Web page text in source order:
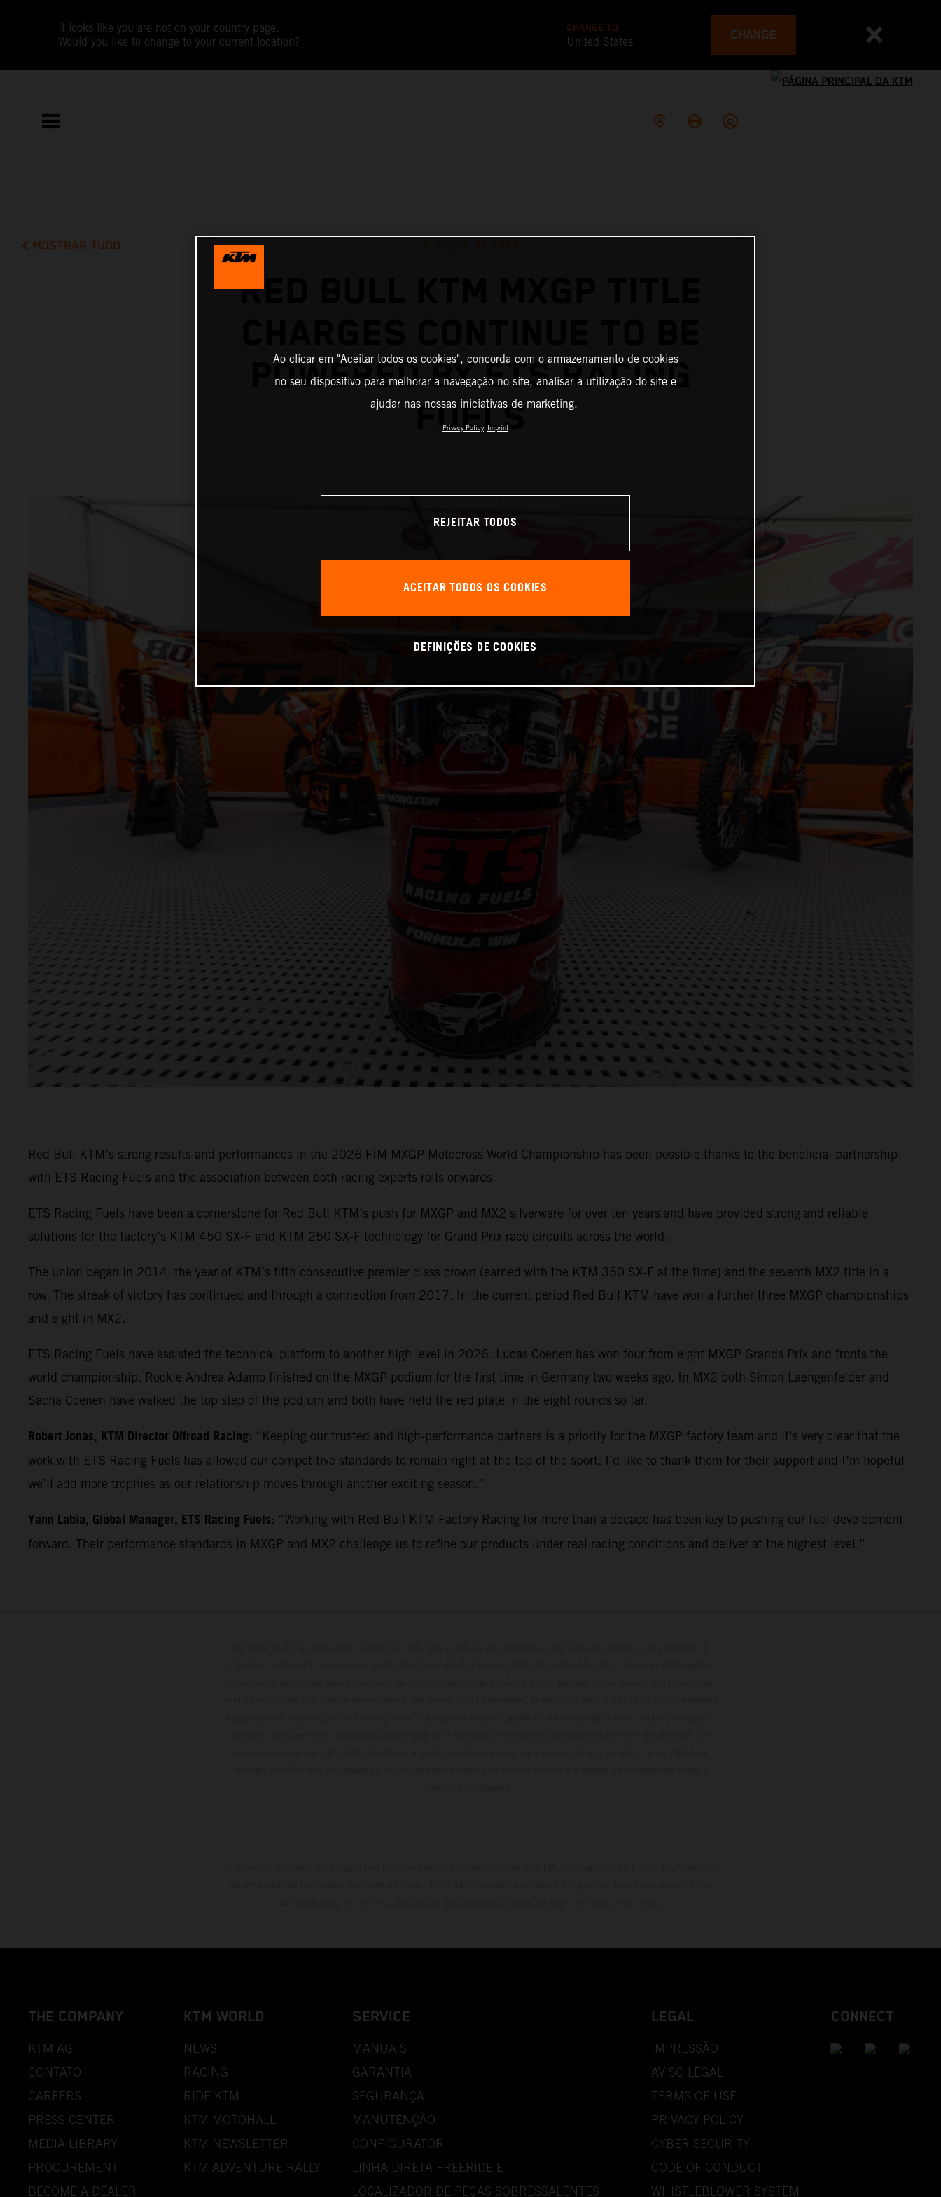
It looks like you are not on your country page.
Would you like to change to your current location?
CHANGE TO
United States CHANGE
MOSTRAR TUDO
RED BULL KTM MXGP TITLE
POWERED BY ETS RACING
FUELS
Red Bull KTM’s strong results and performances in the 2026 FIM MXGP Motocross World Championship has been possible thanks to the beneficial partnership
with ETS Racing Fuels and the association between both racing experts rolls onwards.
ETS Racing Fuels have been a cornerstone for Red Bull KTM’s push for MXGP and MX2 silverware for over ten years and have provided strong and reliable
solutions for the factory’s KTM 450 SX-F and KTM 250 SX-F technology for Grand Prix race circuits across the world.
The union began in 2014: the year of KTM’s fifth consecutive premier class crown (earned with the KTM 350 SX-F at the time) and the seventh MX2 title in a
row. The streak of victory has continued and through a connection from 2017. In the current period Red Bull KTM have won a further three MXGP championships
and eight in MX2.
ETS Racing Fuels have assisted the technical platform to another high level in 2026. Lucas Coenen has won four from eight MXGP Grands Prix and fronts the
world championship. Rookie Andrea Adamo finished on the MXGP podium for the first time in Germany two weeks ago. In MX2 both Simon Laengenfelder and
Sacha Coenen have walked the top step of the podium and both have held the red plate in the eight rounds so far.
Robert Jonas, KTM Director Offroad Racing: “Keeping our trusted and high-performance partners is a priority for the MXGP factory team and it’s very clear that the
work with ETS Racing Fuels has allowed our competitive standards to remain right at the top of the sport. I’d like to thank them for their support and I’m hopeful
we’ll add more trophies as our relationship moves through another exciting season.”
Yann Labia, Global Manager, ETS Racing Fuels: “Working with Red Bull KTM Factory Racing for more than a decade has been key to pushing our fuel development
forward. Their performance standards in MXGP and MX2 challenge us to refine our products under real racing conditions and deliver at the highest level.”
THE COMPANY
KTM AG
CONTATO
CAREERS
PRESS CENTER
MEDIA LIBRARY
PROCUREMENT
BECOME A DEALER
KTM WORLD
NEWS
RACING
RIDE KTM
KTM MOTOHALL
KTM NEWSLETTER
KTM ADVENTURE RALLY
SERVICE
MANUAIS
GARANTIA
SEGURANÇA
MANUTENÇÃO
CONFIGURATOR
LINHA DIRETA FREERIDE E
LOCALIZADOR DE PEÇAS SOBRESSALENTES
LEGAL
IMPRESSÃO
AVISO LEGAL
TERMS OF USE
PRIVACY POLICY
CYBER SECURITY
CODE OF CONDUCT
WHISTLEBLOWER SYSTEM
CONNECT
Ao clicar em "Aceitar todos os cookies", concorda com o armazenamento de cookies
no seu dispositivo para melhorar a navegação no site, analisar a utilização do site e
ajudar nas nossas iniciativas de marketing.
Privacy Policy Imprint
REJEITAR TODOS
ACEITAR TODOS OS COOKIES
DEFINIÇÕES DE COOKIES